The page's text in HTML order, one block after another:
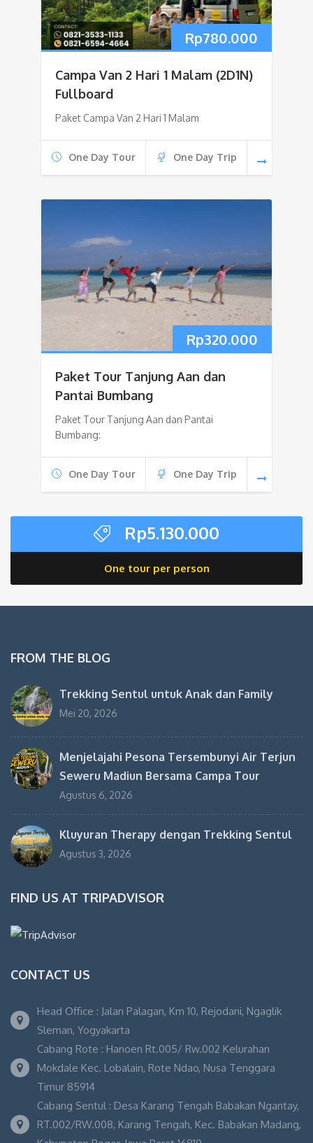
Rp780.000
Campa Van 2 Hari 1 Malam (2D1N)
Fullboard
Paket Campa Van 2 Hari 1 Malam
One Day Tour One Day Trip
Rp320.000
Paket Tour Tanjung Aan dan
Pantai Bumbang
Paket Tour Tanjung Aan dan Pantai
Bumbang:
One Day Tour One Day Trip
Rp5.130.000
One tour per person
FROM THE BLOG
Trekking Sentul untuk Anak dan Family
Mei 20, 2026
Menjelajahi Pesona Tersembunyi Air Terjun
Seweru Madiun Bersama Campa Tour
Agustus 6, 2026
Kluyuran Therapy dengan Trekking Sentul
Agustus 3, 2026
FIND US AT TRIPADVISOR
CONTACT US
Head Office : Jalan Palagan, Km 10, Rejodani, Ngaglik
Sleman, Yogyakarta
Cabang Rote : Hanoen Rt.005/ Rw.002 Kelurahan
Mokdale Kec. Lobalain, Rote Ndao, Nusa Tenggara
Timur 85914
Cabang Sentul : Desa Karang Tengah Babakan Ngantay,
RT.002/RW.008, Karang Tengah, Kec. Babakan Madang,